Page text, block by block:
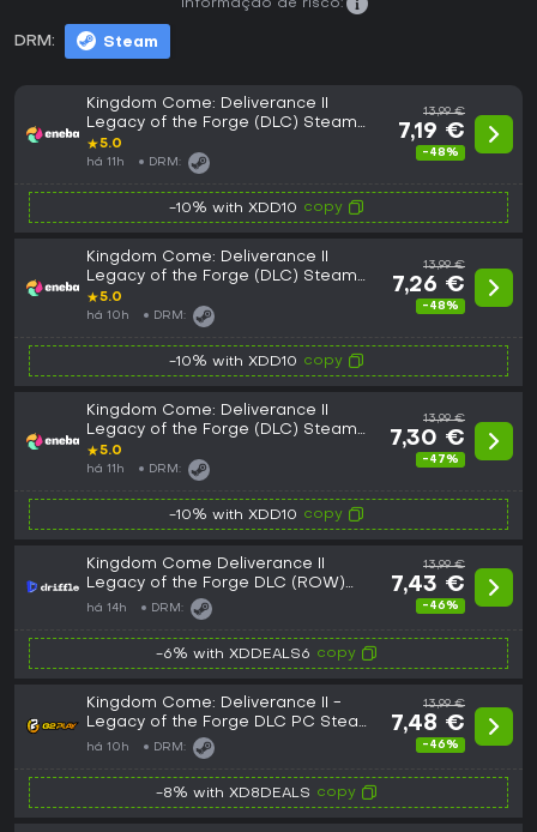
DRM: Steam
Informação de risco:
Kingdom Come: Deliverance II
Legacy of the Forge (DLC) Steam
(PC) Key ROW
★5.0
há 11h DRM:
13,99 €
7,19 €
-48%
-10% with XDD10 copy
Kingdom Come: Deliverance II
Legacy of the Forge (DLC) Steam
(PC) Key GLOBAL
★5.0
há 10h DRM:
13,99 €
7,26 €
-48%
-10% with XDD10 copy
Kingdom Come: Deliverance II
Legacy of the Forge (DLC) Steam
(PC) Key EUROPE
★5.0
há 11h DRM:
13,99 €
7,30 €
-47%
-10% with XDD10 copy
Kingdom Come Deliverance II
Legacy of the Forge DLC (ROW)
(PC) - Steam - Digital Key
há 14h DRM:
13,99 €
7,43 €
-46%
-6% with XDDEALS6 copy
Kingdom Come: Deliverance II -
Legacy of the Forge DLC PC Steam
CD Key
há 10h DRM:
13,99 €
7,48 €
-46%
-8% with XD8DEALS copy